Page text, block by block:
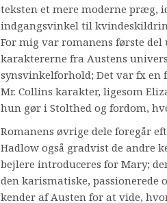
teksten et mere moderne præg,
indgangsvinkel til
For mig var romanens første
karaktererne fra Austens
synsvinkelforhold; Det var fx en
Mr. Collins karakter, ligesom
hun gør i Stolthed og fordom,
Romanens øvrige dele foregår
Hadlow også gradvist de andre
bejlere introduceres for Mary;
den karismatiske, passionerede
kender af Austen for at vide,